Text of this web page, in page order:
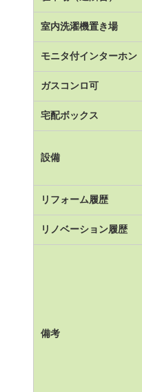
室内洗濯機置き場
モニタ付インターホン
ガスコンロ可
宅配ボックス
設備
リフォーム履歴
リノベーション履歴
備考